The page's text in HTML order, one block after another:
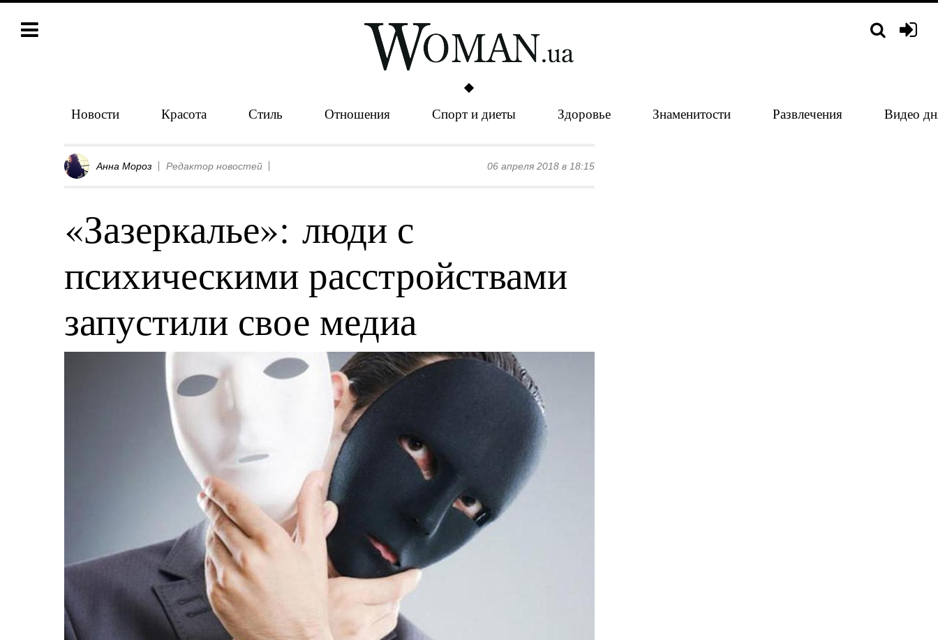
Новости Красота Стиль Отношения Спорт и диеты Здоровье Знаменитости Развлечения Видео
Анна Мороз Редактор новостей 06 апреля 2018 в 18:15
«Зазеркалье»: люди с
психическими расстройствами
запустили свое медиа